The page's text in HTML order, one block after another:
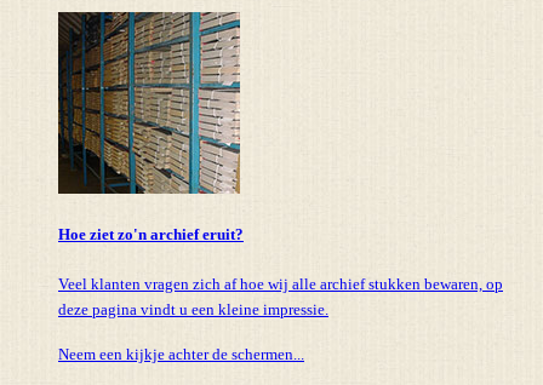
Hoe ziet zo'n archief eruit?
Veel klanten vragen zich af hoe wij alle archief stukken bewaren, op
deze pagina vindt u een kleine impressie.
Neem een kijkje achter de schermen...